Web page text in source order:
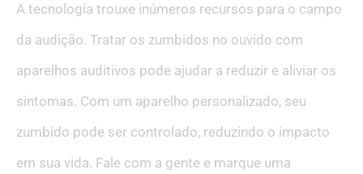
A tecnologia trouxe inúmeros recursos para o campo
da audição. Tratar os zumbidos no ouvido com
aparelhos auditivos pode ajudar a reduzir e aliviar os
sintomas. Com um aparelho personalizado, seu
zumbido pode ser controlado, reduzindo o impacto
em sua vida. Fale com a gente e marque uma